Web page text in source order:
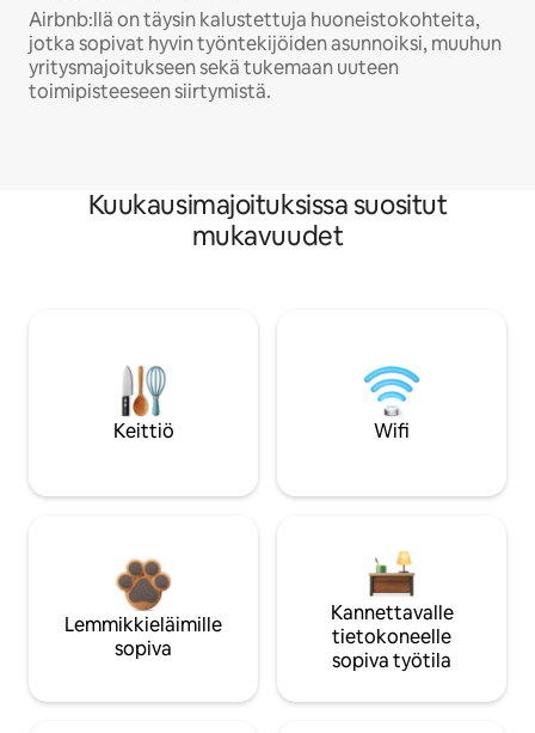
Airbnb:llä on täysin kalustettuja huoneistokohteita,
jotka sopivat hyvin työntekijöiden asunnoiksi, muuhun
yritysmajoitukseen sekä tukemaan uuteen
toimipisteeseen siirtymistä.
Kuukausimajoituksissa suositut
mukavuudet
Keittiö Wifi
Lemmikkieläimille
sopiva
Kannettavalle
tietokoneelle
sopiva työtila